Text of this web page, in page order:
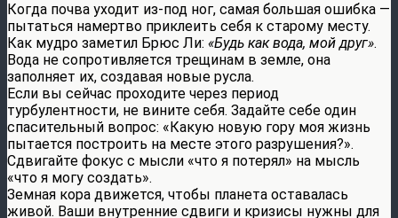
Когда почва уходит из-под ног, самая большая ошибка —
пытаться намертво приклеить себя к старому месту.
Как мудро заметил Брюс Ли: «Будь как вода, мой друг».
Вода не сопротивляется трещинам в земле, она
заполняет их, создавая новые русла.
Если вы сейчас проходите через период
турбулентности, не вините себя. Задайте себе один
спасительный вопрос: «Какую новую гору моя жизнь
пытается построить на месте этого разрушения?».
Сдвигайте фокус с мысли «что я потерял» на мысль
«что я могу создать».
Земная кора движется, чтобы планета оставалась
живой. Ваши внутренние сдвиги и кризисы нужны для